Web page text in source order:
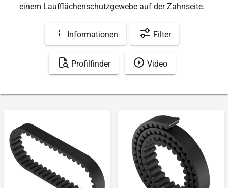
einem Laufflächenschutzgewebe auf der Zahnseite.
Informationen Filter
Profilfinder Video